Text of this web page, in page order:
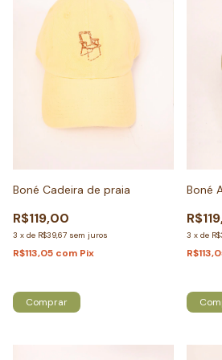
Boné Cadeira de praia
R$119,00
3 x de R$39,67 sem juros
R$113,05 com Pix
Boné
3 x de